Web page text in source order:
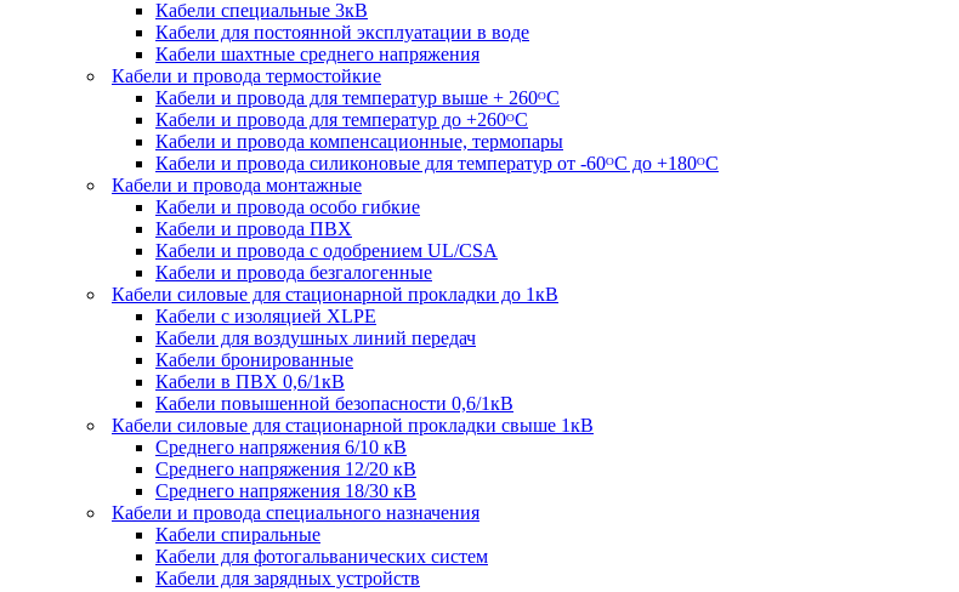
Кабели специальные 3кВ
Кабели для постоянной эксплуатации в воде
Кабели шахтные среднего напряжения
Кабели и провода термостойкие
Кабели и провода для температур выше + 260ᴼС
Кабели и провода для температур до +260ᴼС
Кабели и провода компенсационные, термопары
Кабели и провода силиконовые для температур от -60ᴼC до +180ᴼС
Кабели и провода монтажные
Кабели и провода особо гибкие
Кабели и провода ПВХ
Кабели и провода с одобрением UL/CSA
Кабели и провода безгалогенные
Кабели силовые для стационарной прокладки до 1кВ
Кабели c изоляцией XLPE
Кабели для воздушных линий передач
Кабели бронированные
Кабели в ПВХ 0,6/1кВ
Кабели повышенной безопасности 0,6/1кВ
Кабели силовые для стационарной прокладки свыше 1кВ
Среднего напряжения 6/10 кВ
Среднего напряжения 12/20 кВ
Среднего напряжения 18/30 кВ
Кабели и провода специального назначения
Кабели спиральные
Кабели для фотогальванических систем
Кабели для зарядных устройств